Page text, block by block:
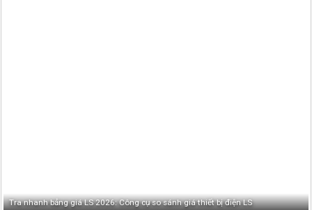
Tra nhanh bảng giá LS 2026: Công cụ so sánh giá thiết bị điện LS